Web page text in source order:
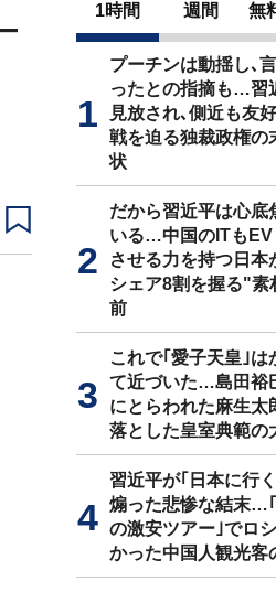
1時間 週間 無
プーチンは動揺し､
ったとの指摘も…習
見放され､側近も友
戦を迫る独裁政権の
状
だから習近平は心底
いる…中国のITもEV
させる力を持つ日本
シェア8割を握る"素
前
これで｢愛子天皇｣は
て近づいた…島田裕
にとらわれた麻生太
落とした皇室典範の
習近平が｢日本に行
煽った悲惨な結末…
の激安ツアー｣でロ
かった中国人観光客